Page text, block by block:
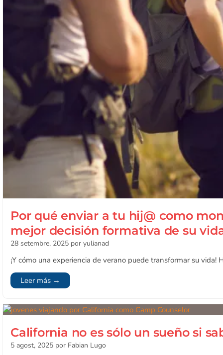
Por qué enviar a tu hij@ como
mejor decisión formativa de su
28 setembre, 2025 por yulianad
¡Y cómo una experiencia de verano puede transformar su
Leer más →
California no es sólo un sueño si
5 agost, 2025 por Fabian Lugo